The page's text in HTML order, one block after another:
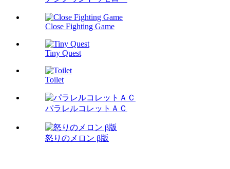
Close Fighting Game
Tiny Quest
Toilet
パラレルコレットＡＣ
怒りのメロン β版